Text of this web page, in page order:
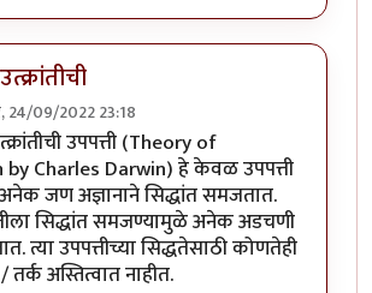
24/09/2022 23:18
वेगवेगळ्या भौगोलिक / नैसर्गिक कारणांमुळे
उपपत्ती (Theory of
Charles Darwin) हे केवळ उपपत्ती
जण अज्ञानाने सिद्धांत समजतात.
सिद्धांत समजण्यामुळे अनेक अडचणी
त्या उपपत्तीच्या सिद्धतेसाठी कोणतेही
अस्तित्वात नाहीत.